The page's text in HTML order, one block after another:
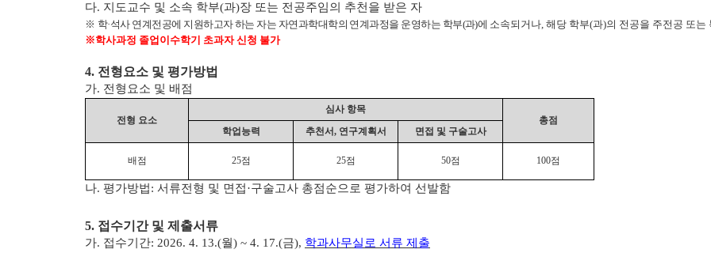
다. 지도교수 및 소속 학부(과)장 또는 전공주임의 추천을 받은 자
※ 학·석사 연계전공에 지원하고자 하는 자는 자연과학대학의 연계과정을 운영하는 학부(과)에 소속되거나, 해당 학부(과)의 전공을 주전공 또는
※​학​사과정 졸업이수학기 초과자 신청 불가
4. 전형요소 및 평가방법
가. 전형요소 및 배점
전형 요소
심사 항목
총점
학업능력
추천서, 연구계획서 면접 및 구술고사
배점 25점 25점 50점 100점
나. 평가방법: 서류전형 및 면접·구술고사 총점순으로 평가하여 선발함
5. 접수기간 및 제출서류
가. 접수기간: 2026. 4. 13.(월) ~ 4. 17.(금), 학과사무실로 서류 제출